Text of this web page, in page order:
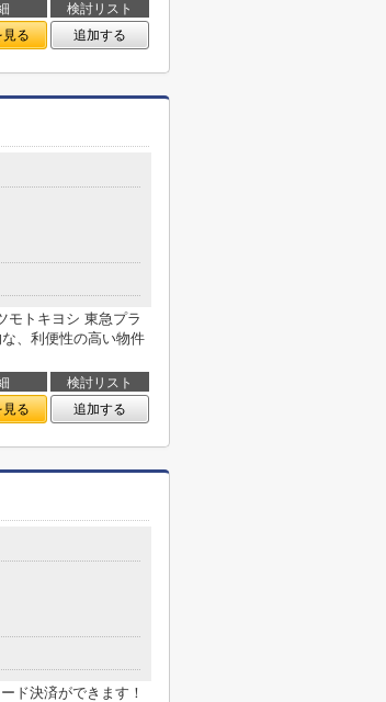
検討リスト
見る 追加する
モトキヨシ 東急プラ
、利便性の高い物件
検討リスト
見る 追加する
ド決済ができます！